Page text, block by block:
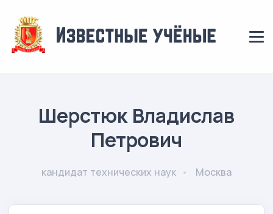
Шерстюк Владислав
Петрович
кандидат технических наук Москва